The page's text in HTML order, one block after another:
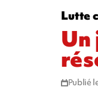
Lutte
Un
Publié